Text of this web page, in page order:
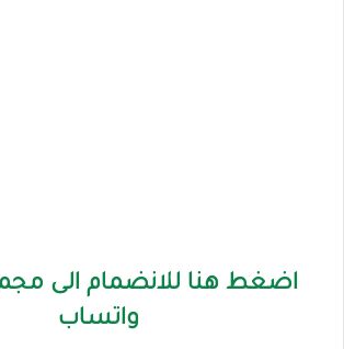
اضغط هنا للانضمام الى
واتساب